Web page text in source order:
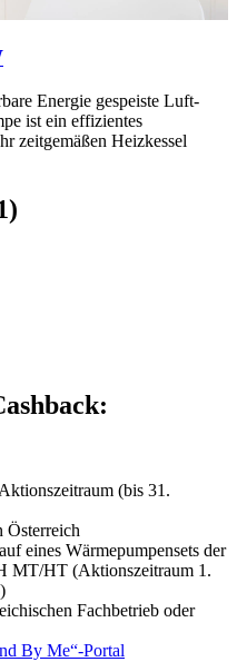
Energie gespeiste Luft-
ist ein effizientes
zeitgemäßen Heizkessel
)
(bis 31.
eines Wärmepumpensets der
MT/HT (Aktionszeitraum 1.
Fachbetrieb oder
By Me“-Portal